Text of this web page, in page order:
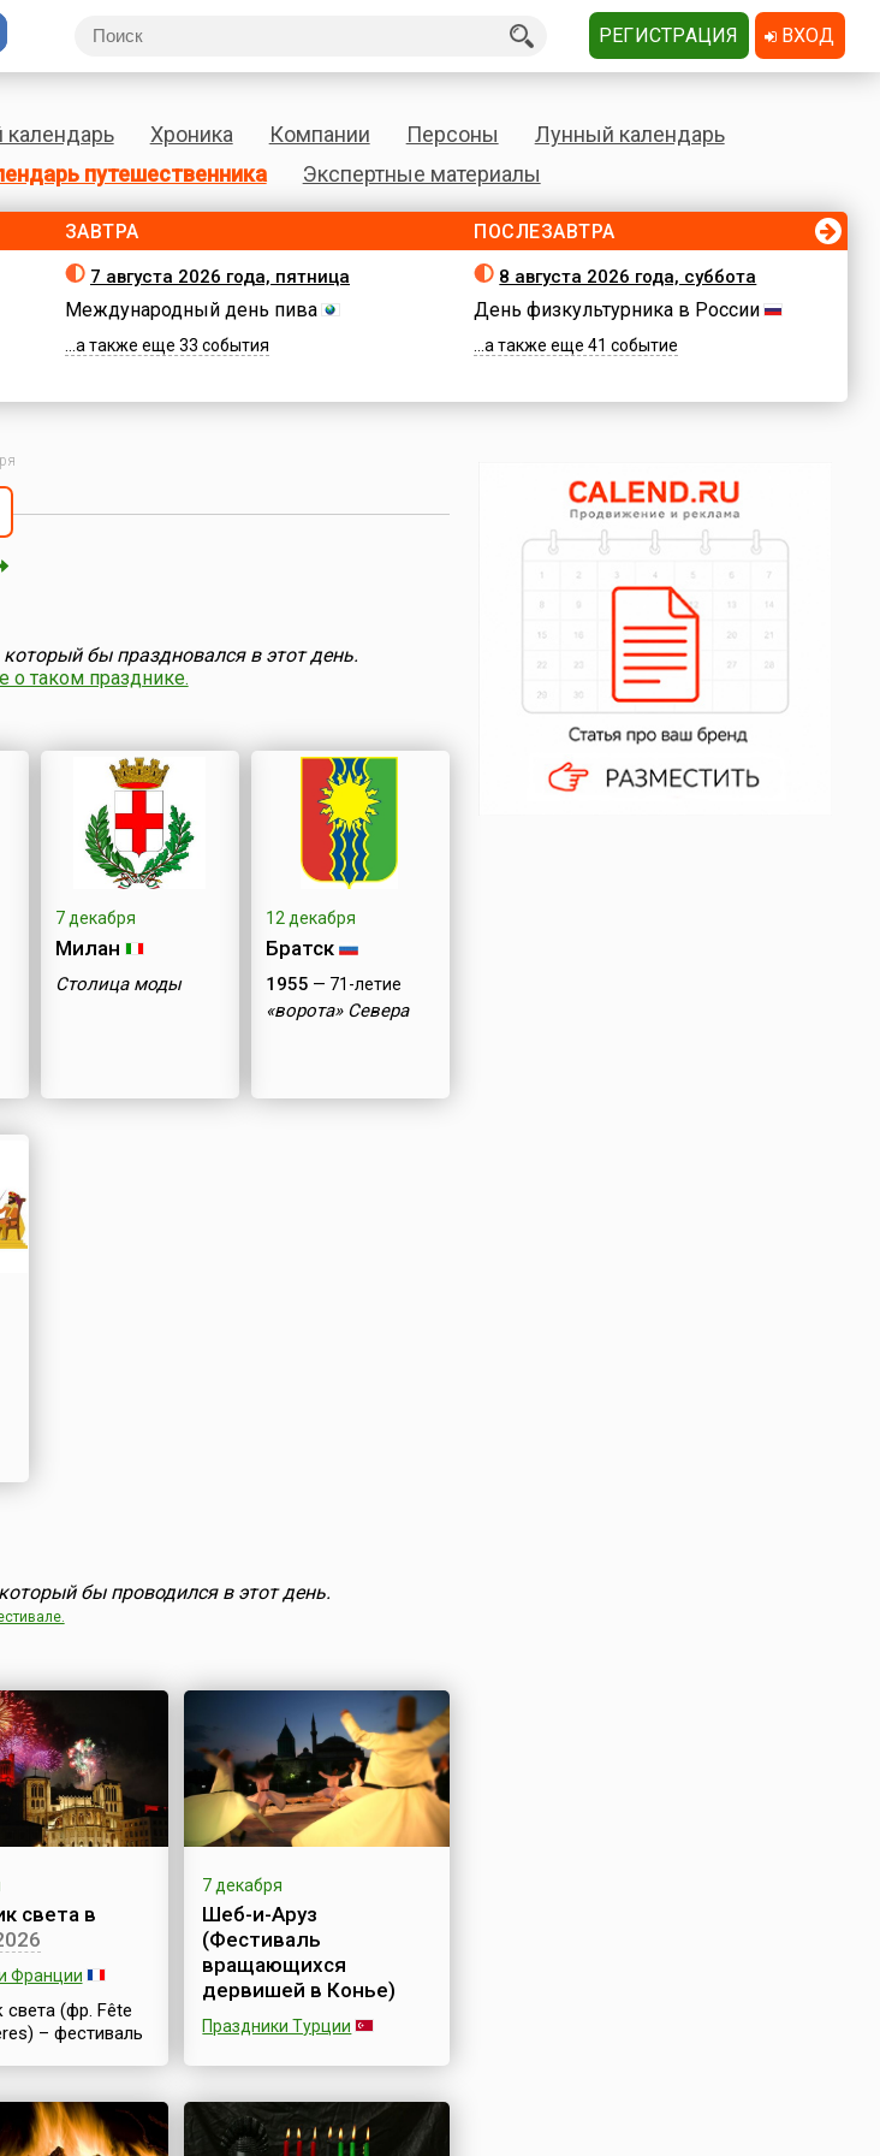
Хроника Компании Персоны
Лунный календарь
путешественника Экспертные материалы
ЗАВТРА
7 августа 2026 года, пятница
Международный день пива
...а также еще 33 события
ПОСЛЕЗАВТРА
8 августа 2026 года, суббота
День физкультурника в России
...а также еще 41 событие
бы праздновался в этот день.
о таком празднике.
7 декабря
Милан
Столица моды
12 декабря
Братск
1955 — 71-летие
«ворота» Севера
бы проводился в этот день.
света в
Франции
света (фр. Fête
– фестиваль
с давних
время этого
жители города
7 декабря
Шеб-и-Аруз
(Фестиваль
вращающихся
дервишей в Конье)
Праздники Турции
Шеб-и-Аруз (Фестиваль
— Фестиваль Мевланы в
Конье проходит ежегодно
РЕГИСТРАЦИЯ ВХОД